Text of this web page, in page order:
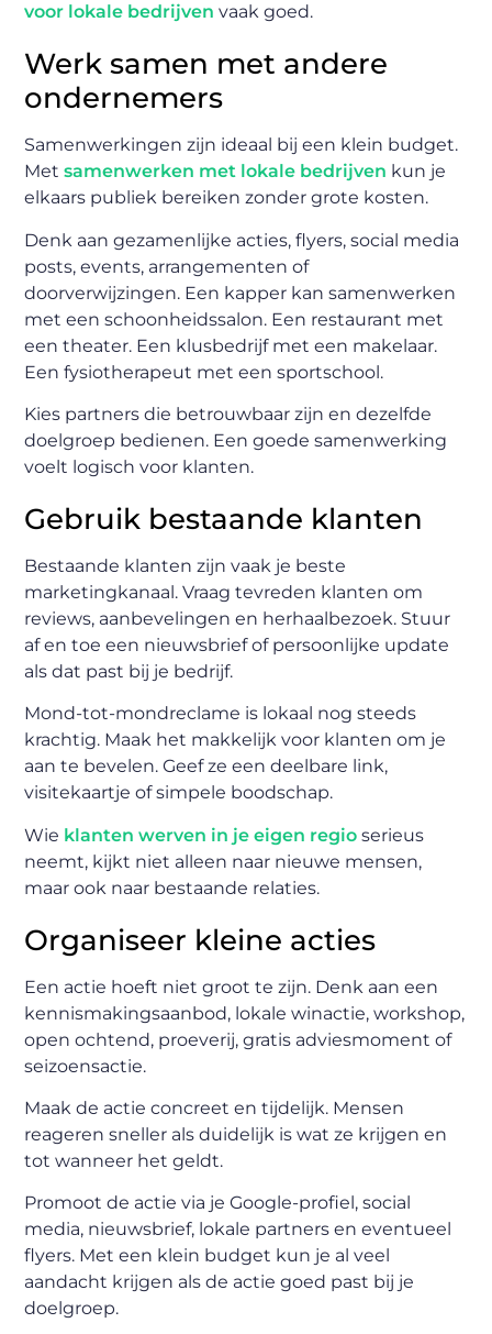
voor lokale bedrijven vaak goed.
Werk samen met andere
ondernemers
Samenwerkingen zijn ideaal bij een klein budget.
Metsamenwerken met lokale bedrijven kun je
elkaars publiek bereiken zonder grote kosten.
Denk aan gezamenlijke acties, flyers, social media
posts, events, arrangementen of
doorverwijzingen. Een kapper kan samenwerken
met een schoonheidssalon. Een restaurant met
een theater. Een klusbedrijf met een makelaar.
Een fysiotherapeut met een sportschool.
Kies partners die betrouwbaar zijn en dezelfde
doelgroep bedienen. Een goede samenwerking
voelt logisch voor klanten.
Gebruik bestaande klanten
Bestaande klanten zijn vaak je beste
marketingkanaal. Vraag tevreden klanten om
reviews, aanbevelingen en herhaalbezoek. Stuur
af en toe een nieuwsbrief of persoonlijke update
als dat past bij je bedrijf.
Mond-tot-mondreclame is lokaal nog steeds
krachtig. Maak het makkelijk voor klanten om je
aan te bevelen. Geef ze een deelbare link,
visitekaartje of simpele boodschap.
Wie klanten werven in je eigen regio serieus
neemt, kijkt niet alleen naar nieuwe mensen,
maar ook naar bestaande relaties.
Organiseer kleine acties
Een actie hoeft niet groot te zijn. Denk aan een
kennismakingsaanbod, lokale winactie, workshop,
open ochtend, proeverij, gratis adviesmoment of
seizoensactie.
Maak de actie concreet en tijdelijk. Mensen
reageren sneller als duidelijk is wat ze krijgen en
tot wanneer het geldt.
Promoot de actie via je Google-profiel, social
media, nieuwsbrief, lokale partners en eventueel
flyers. Met een klein budget kun je al veel
aandacht krijgen als de actie goed past bij je
doelgroep.